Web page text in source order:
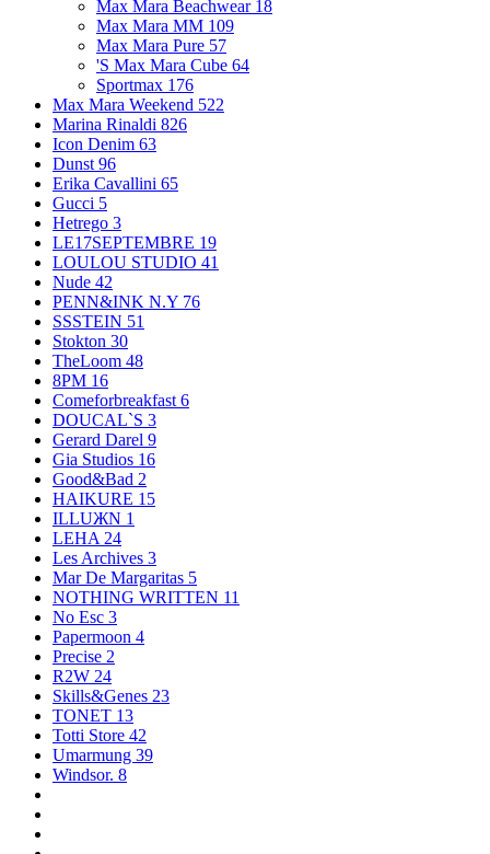
Max Mara Beachwear 18
Max Mara MM 109
Max Mara Pure 57
'S Max Mara Cube 64
Sportmax 176
Max Mara Weekend 522
Marina Rinaldi 826
Icon Denim 63
Dunst 96
Erika Cavallini 65
Gucci 5
Hetrego 3
LE17SEPTEMBRE 19
LOULOU STUDIO 41
Nude 42
PENN&INK N.Y 76
SSSTEIN 51
Stokton 30
TheLoom 48
8PM 16
Comeforbreakfast 6
DOUCAL`S 3
Gerard Darel 9
Gia Studios 16
Good&Bad 2
HAIKURE 15
ILLUЖN 1
LEHA 24
Les Archives 3
Mar De Margaritas 5
NOTHING WRITTEN 11
No Esc 3
Papermoon 4
Precise 2
R2W 24
Skills&Genes 23
TONET 13
Totti Store 42
Umarmung 39
Windsor. 8